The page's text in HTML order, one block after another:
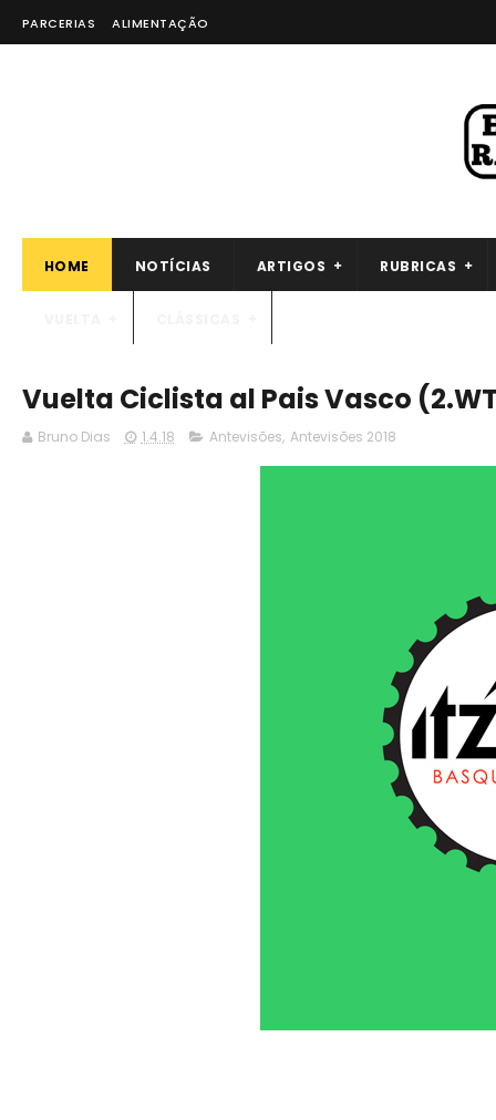
PARCERIAS ALIMENTAÇÃO
HOME NOTÍCIAS ARTIGOS RUBRICAS
Vuelta Ciclista al Pais Vasco
Bruno Dias 1.4.18 Antevisões, Antevisões 2018